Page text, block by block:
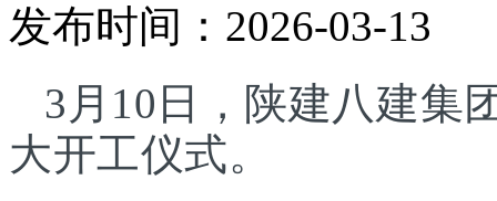
发布时间：2026-03-13
3月10日，陕建八建集
大开工仪式。